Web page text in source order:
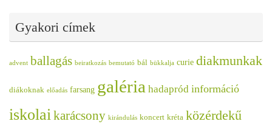
Gyakori címek
advent ballagás beiratkozás bemutató bál bükkalja curie diakmunkak
diákoknak előadás farsang galéria hadapród információ
iskolai karácsony kirándulás koncert kréta közérdekű